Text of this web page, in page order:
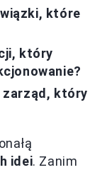
które
który
zarząd, który
idei. Zanim